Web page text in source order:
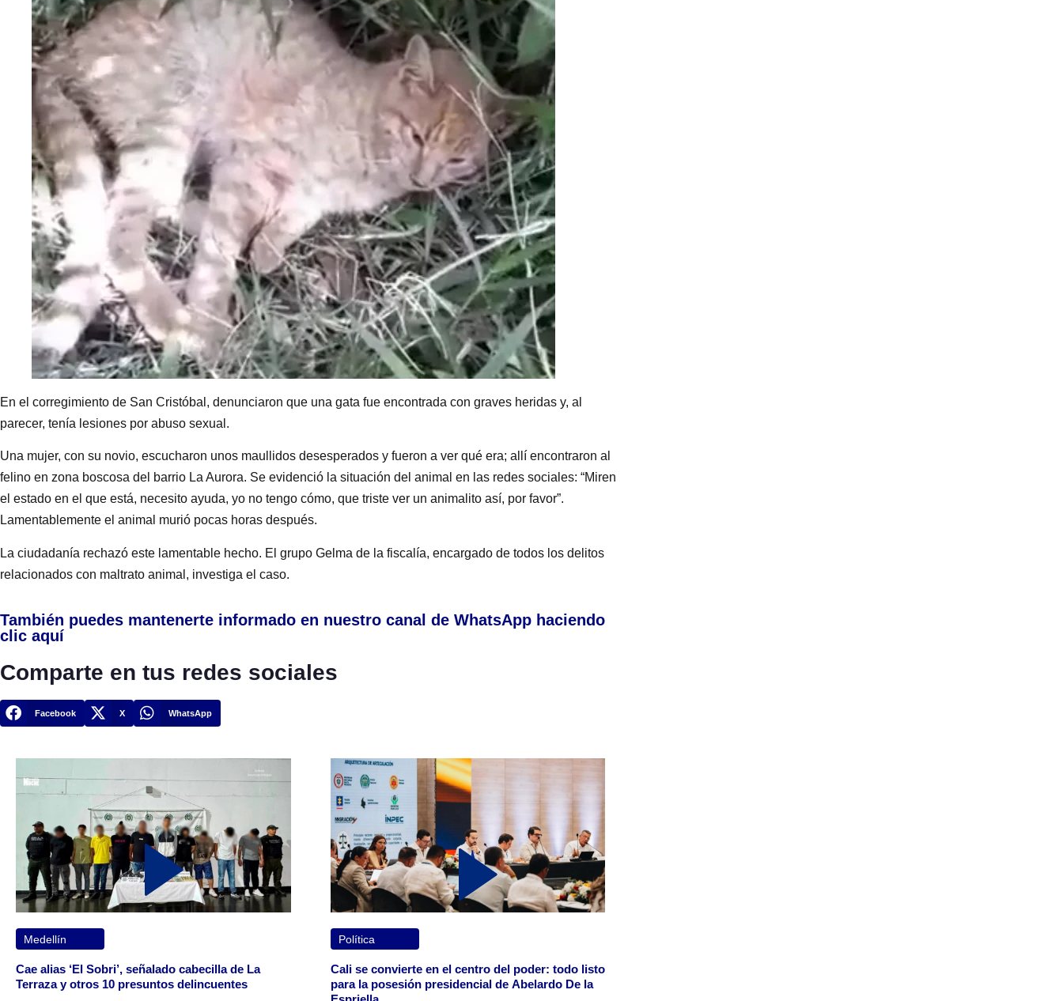
En el corregimiento de San Cristóbal, denunciaron que una gata fue encontrada con graves heridas y, al
parecer, tenía lesiones por abuso sexual.
Una mujer, con su novio, escucharon unos maullidos desesperados y fueron a ver qué era; allí encontraron al
felino en zona boscosa del barrio La Aurora. Se evidenció la situación del animal en las redes sociales: “Miren
el estado en el que está, necesito ayuda, yo no tengo cómo, que triste ver un animalito así, por favor”.
Lamentablemente el animal murió pocas horas después.
La ciudadanía rechazó este lamentable hecho. El grupo Gelma de la fiscalía, encargado de todos los delitos
relacionados con maltrato animal, investiga el caso.
También puedes mantenerte informado en nuestro canal de WhatsApp haciendo
clic aquí
Comparte en tus redes sociales
Facebook X WhatsApp
Medellín
Cae alias ‘El Sobri’, señalado cabecilla de La
Terraza y otros 10 presuntos delincuentes
Política
Cali se convierte en el centro del poder: todo listo
para la posesión presidencial de Abelardo De la